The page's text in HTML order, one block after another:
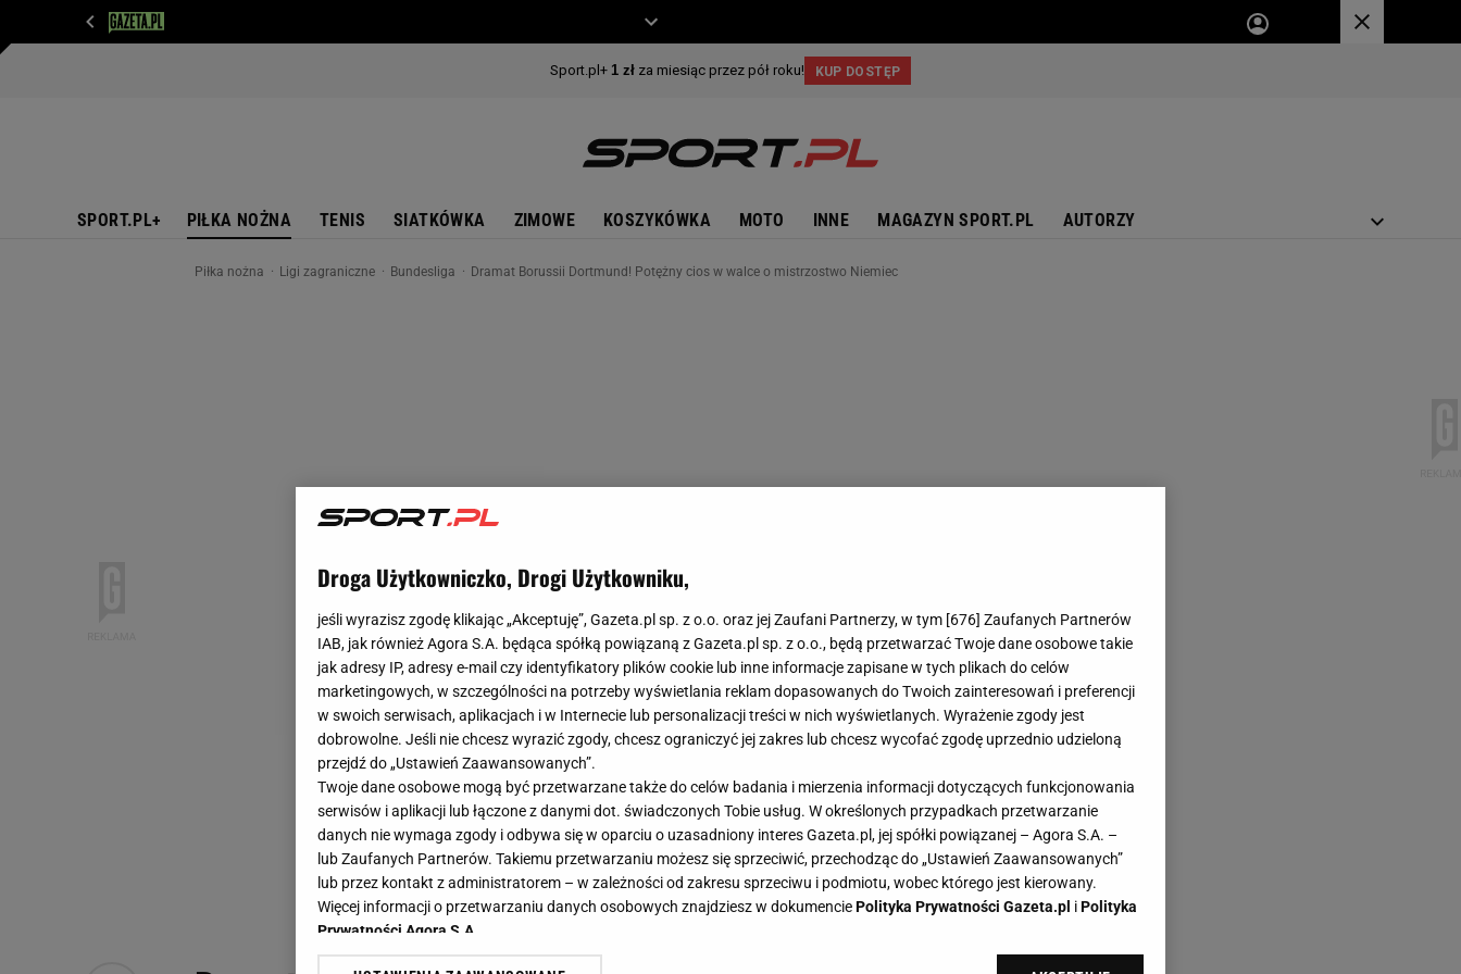
SPORT.PL+ PIŁKA NOŻNA TENIS SIATKÓWKA ZIMOWE KOSZYKÓWKA MOTO INNE MAGAZYN SPORT.PL AUTORZY
Piłka nożna Ligi zagraniczne Bundesliga Dramat Borussii Dortmund! Potężny cios w walce o mistrzostwo Niemiec
Droga Użytkowniczko, Drogi Użytkowniku,
jeśli wyrazisz zgodę klikając „Akceptuję”, Gazeta.pl sp. z o.o. oraz jej Zaufani Partnerzy, w tym [676] Zaufanych Partnerów
IAB, jak również Agora S.A. będąca spółką powiązaną z Gazeta.pl sp. z o.o., będą przetwarzać Twoje dane osobowe takie
jak adresy IP, adresy e-mail czy identyfikatory plików cookie lub inne informacje zapisane w tych plikach do celów
marketingowych, w szczególności na potrzeby wyświetlania reklam dopasowanych do Twoich zainteresowań i preferencji
w swoich serwisach, aplikacjach i w Internecie lub personalizacji treści w nich wyświetlanych. Wyrażenie zgody jest
dobrowolne. Jeśli nie chcesz wyrazić zgody, chcesz ograniczyć jej zakres lub chcesz wycofać zgodę uprzednio udzieloną
przejdź do „Ustawień Zaawansowanych”.
Twoje dane osobowe mogą być przetwarzane także do celów badania i mierzenia informacji dotyczących funkcjonowania
serwisów i aplikacji lub łączone z danymi dot. świadczonych Tobie usług. W określonych przypadkach przetwarzanie
danych nie wymaga zgody i odbywa się w oparciu o uzasadniony interes Gazeta.pl, jej spółki powiązanej – Agora S.A. –
lub Zaufanych Partnerów. Takiemu przetwarzaniu możesz się sprzeciwić, przechodząc do „Ustawień Zaawansowanych”
lub przez kontakt z administratorem – w zależności od zakresu sprzeciwu i podmiotu, wobec którego jest kierowany.
Więcej informacji o przetwarzaniu danych osobowych znajdziesz w dokumenciePolityka Prywatności Gazeta.pl iPolityka
Prywatności Agora S.A.